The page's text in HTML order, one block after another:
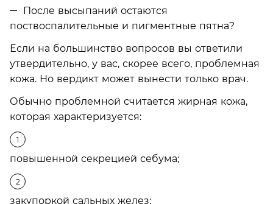
После высыпаний остаются
поствоспалительные и пигментные пятна?
Если на большинство вопросов вы ответили
утвердительно, у вас, скорее всего, проблемная
кожа. Но вердикт может вынести только врач.
Обычно проблемной считается жирная кожа,
которая характеризуется:
повышенной секрецией себума;
закупоркой сальных желез;